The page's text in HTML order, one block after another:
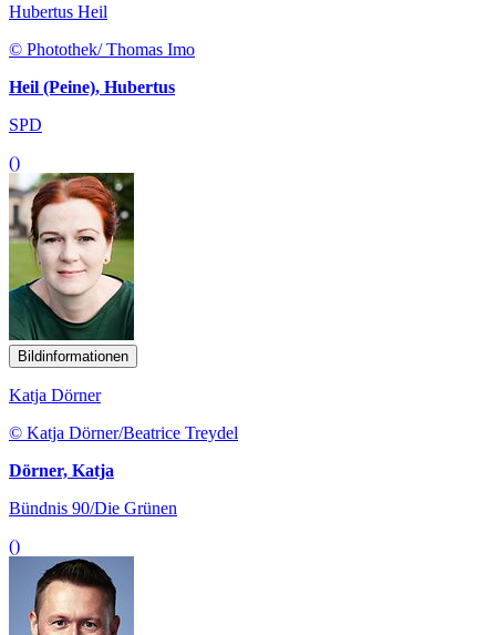
Hubertus Heil
© Photothek/ Thomas Imo
Heil (Peine), Hubertus
SPD
()
Bildinformationen
Katja Dörner
© Katja Dörner/Beatrice Treydel
Dörner, Katja
Bündnis 90/Die Grünen
()